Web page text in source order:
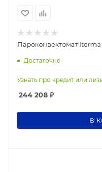
Пароконвектомат Iterma
Достаточно
Узнать про кредит или
244 208 ₽
В